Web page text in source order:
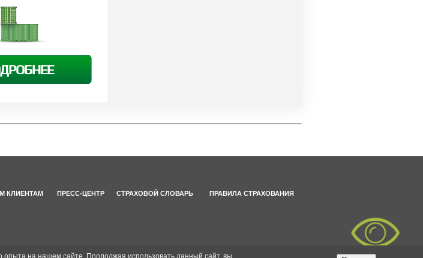
КЛИЕНТАМ ПРЕСС-ЦЕНТР СТРАХОВОЙ СЛОВАРЬ ПРАВИЛА СТРАХОВАНИЯ
опыта на нашем сайте. Продолжая использовать данный сайт, вы